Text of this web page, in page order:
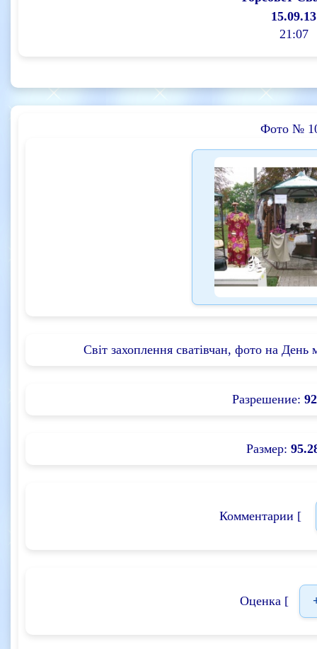
15.09.13
21:07
Фото №
Світ захоплення сватівчан, фото на День
Разрешение:
Размер:
Комментарии [
Оценка [